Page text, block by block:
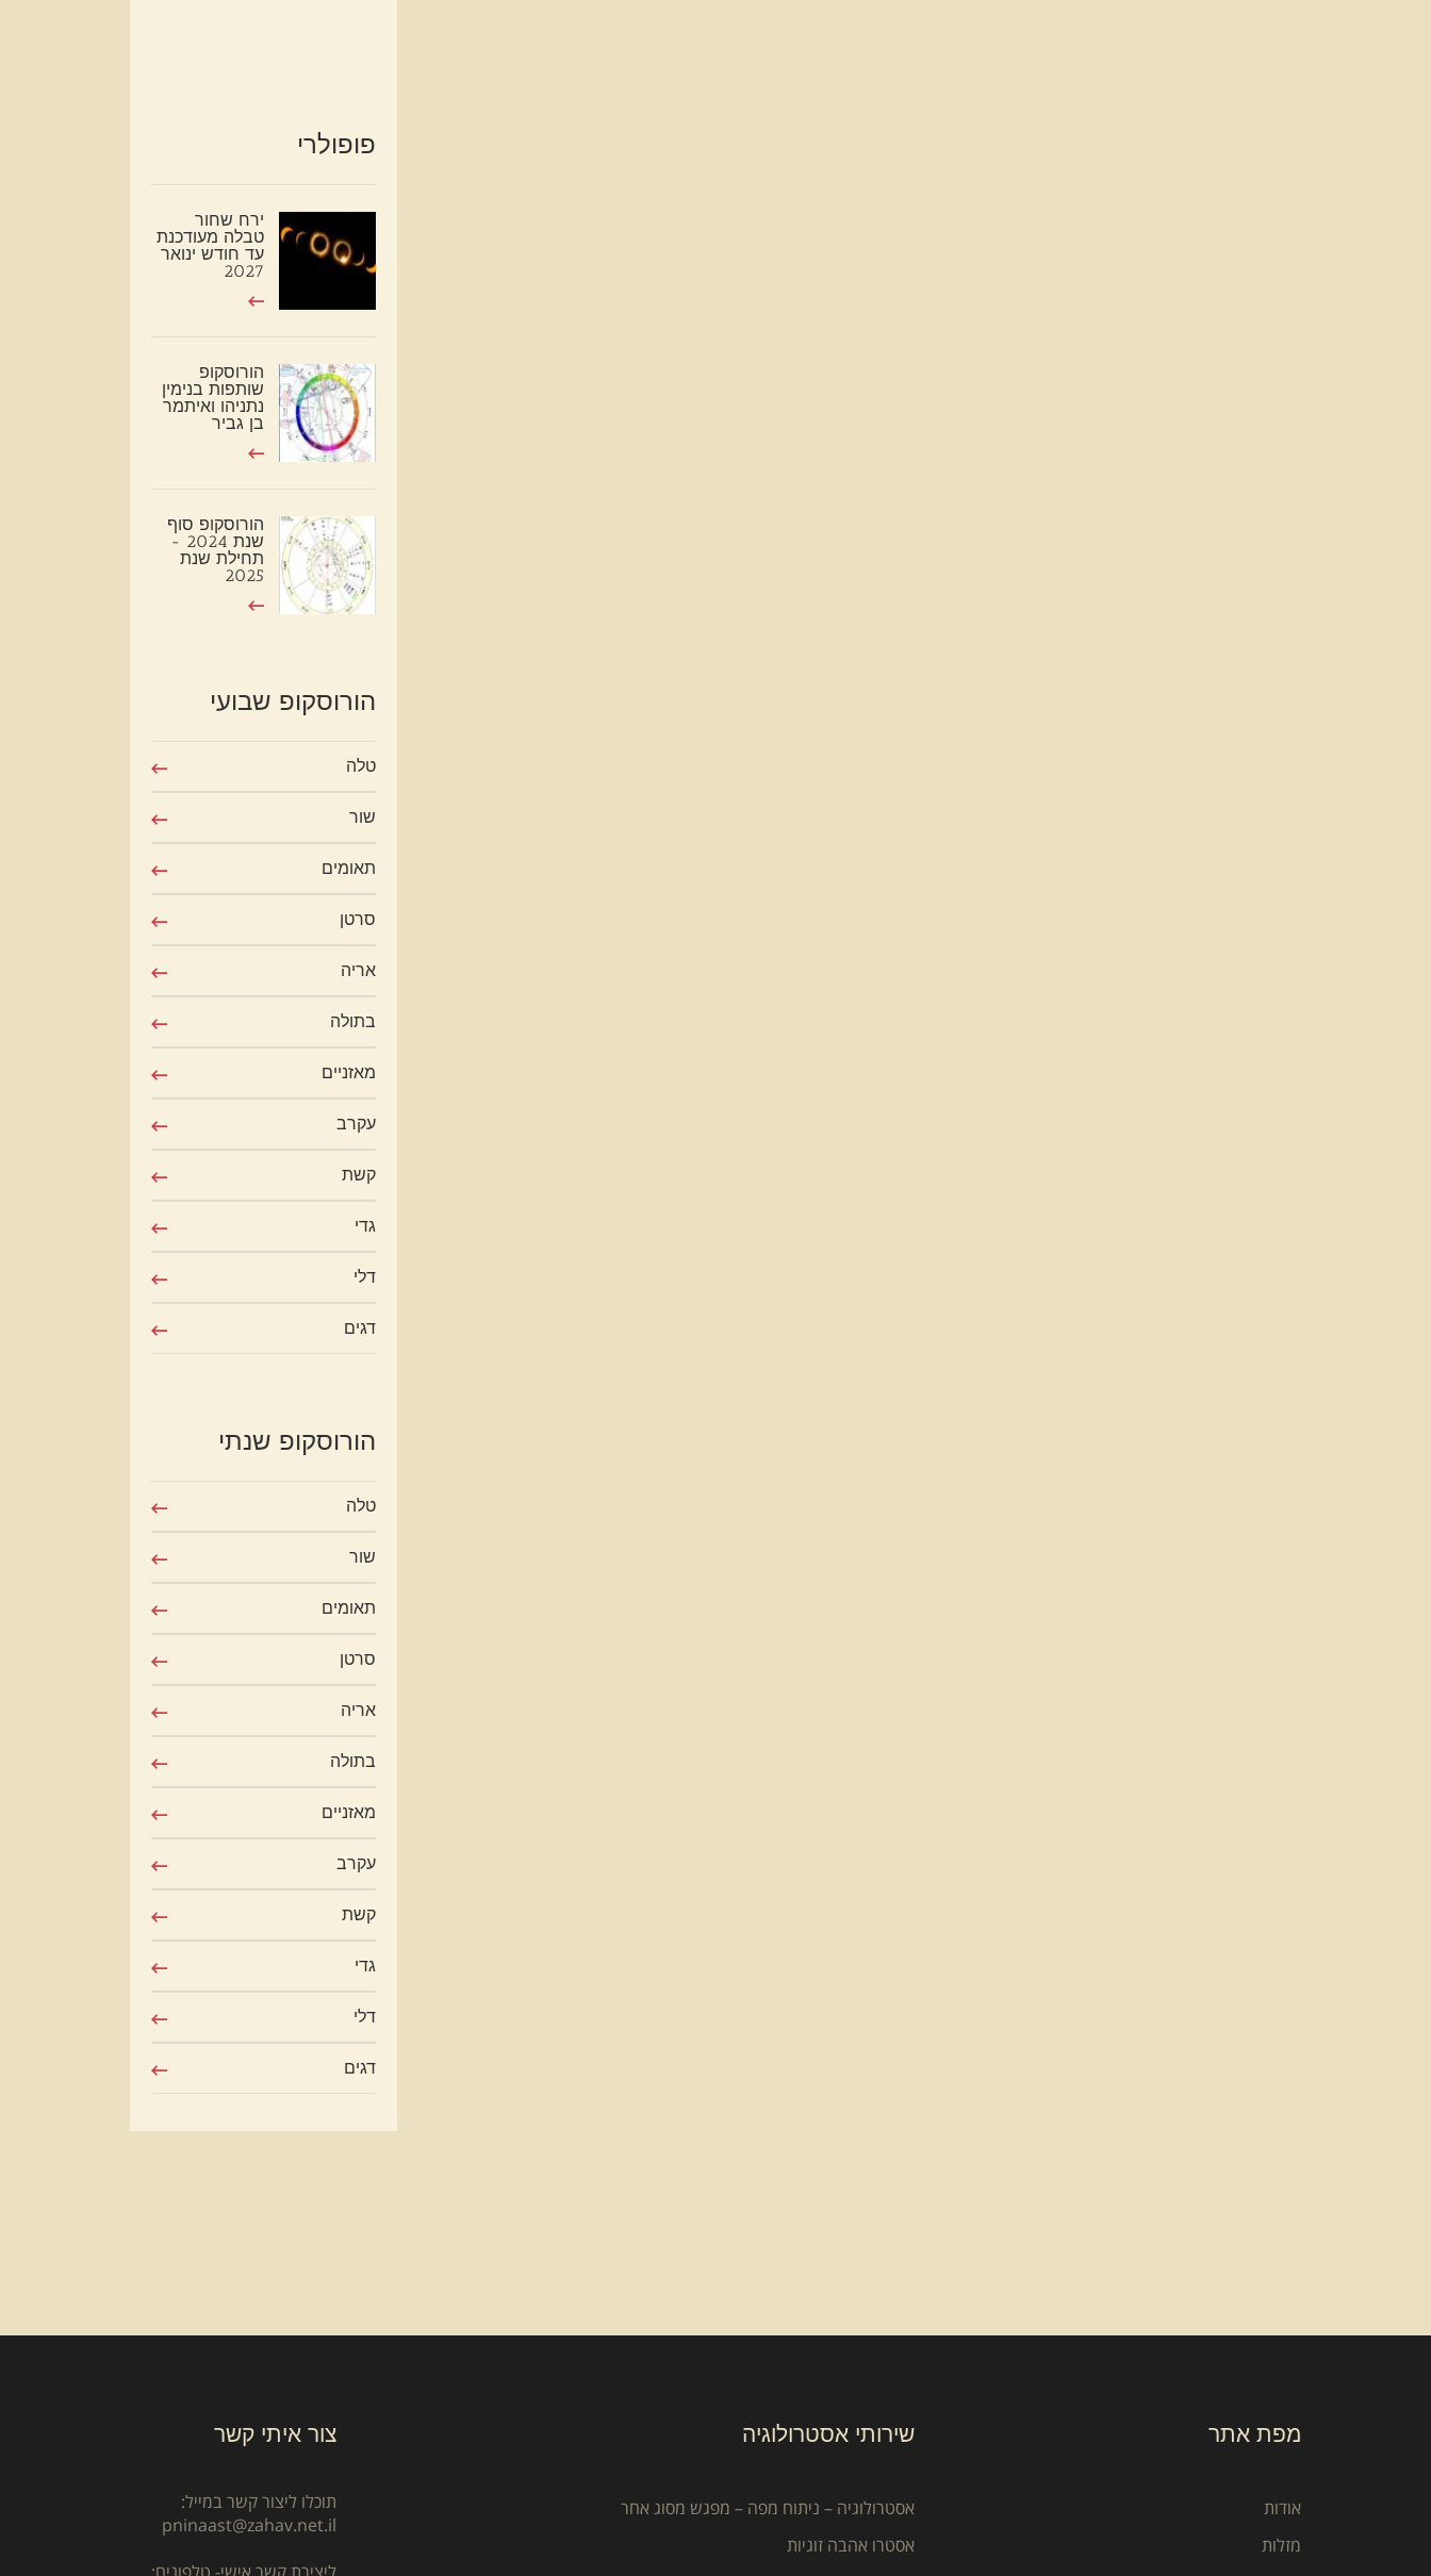
פופולרי
ירח שחור
טבלה מעודכנת
עד חודש ינואר
2027
הורוסקופ
שותפות בנימין
נתניהו ואיתמר
בן גביר
הורוסקופ סוף
שנת 2024 -
תחילת שנת
2025
הורוסקופ שבועי
טלה
שור
תאומים
סרטן
אריה
בתולה
מאזניים
עקרב
קשת
גדי
דלי
דגים
הורוסקופ שנתי
טלה
שור
תאומים
סרטן
אריה
בתולה
מאזניים
עקרב
קשת
גדי
דלי
דגים
מפת אתר
אודות
מזלות
שירותי אסטרולוגיה
אסטרולוגיה – ניתוח מפה – מפגש מסוג אחר
אסטרו אהבה זוגיות
צור איתי קשר
תוכלו ליצור קשר במייל:
pninaast@zahav.net.il